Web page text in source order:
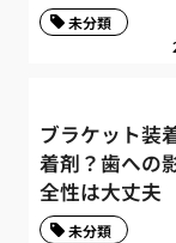
未分類
ブラケット装
着剤？歯への
全性は大丈夫
未分類